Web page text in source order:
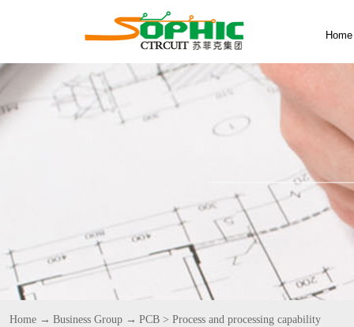
Home
Home → Business Group → PCB > Process and processing capability